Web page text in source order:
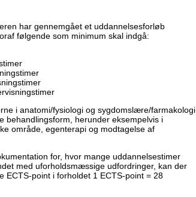
har gennemgået et uddannelsesforløb
følgende som minimum skal indgå:
i anatomi/fysiologi og sygdomslære/farmakologi
behandlingsform, herunder eksempelvis i
område, egenterapi og modtagelse af
for, hvor mange uddannelsestimer
med uforholdsmæssige udfordringer, kan der
point i forholdet 1 ECTS-point = 28